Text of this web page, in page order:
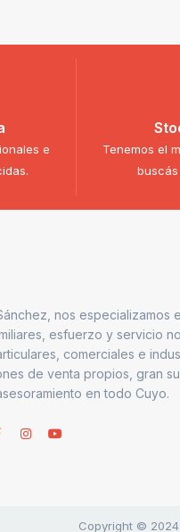
e
Tenemos el
buscás
nos especializamos
esfuerzo y servicio
comerciales e
de venta propios, gran
en todo Cuyo.
Copyright ©